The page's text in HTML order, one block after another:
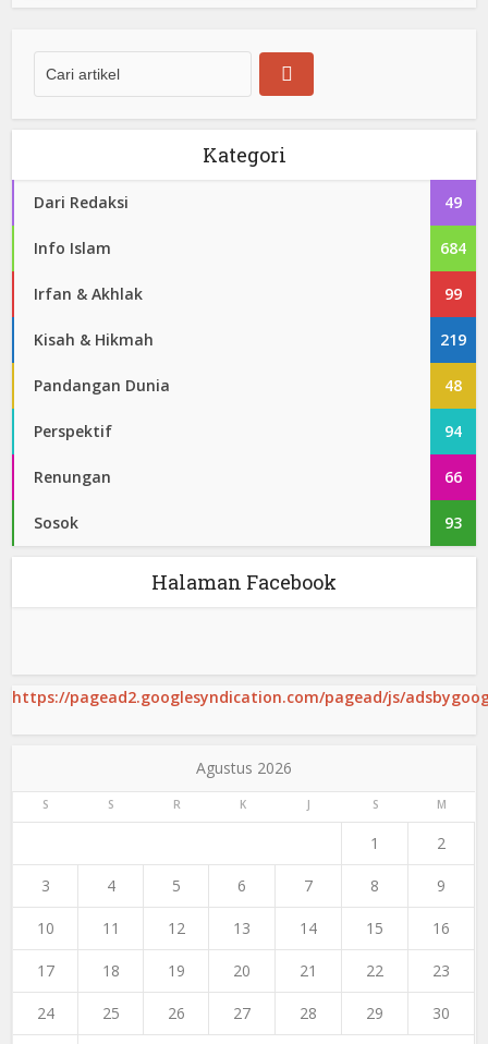
Kategori
Dari Redaksi 49
Info Islam 684
Irfan & Akhlak 99
Kisah & Hikmah 219
Pandangan Dunia 48
Perspektif 94
Renungan 66
Sosok 93
Halaman Facebook
https://pagead2.googlesyndication.com/pagead/js/
Agustus 2026
S S R K J S M
1 2
3 4 5 6 7 8 9
10 11 12 13 14 15 16
17 18 19 20 21 22 23
24 25 26 27 28 29 30